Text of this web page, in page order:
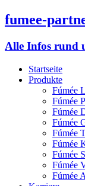
fumee-
Alle Infos rund
Startseite
Produkte
Fúmée
Fúmée
Fúmée
Fúmée
Fúmée
Fúmée
Fúmée
Fúmée
Fúmée